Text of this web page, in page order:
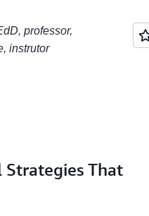
professor,
instrutor
That